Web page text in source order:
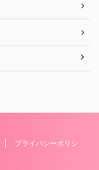
プライバシーポリシ